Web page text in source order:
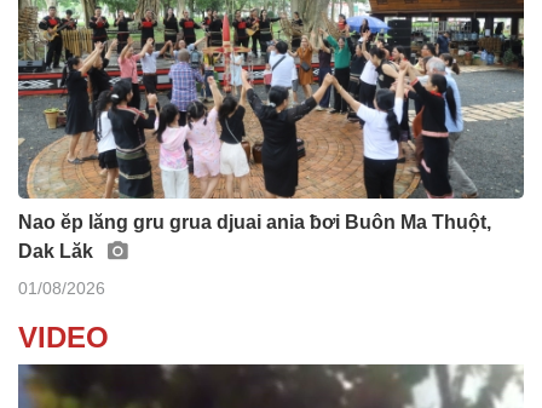
Nao ĕp lăng gru grua djuai ania ƀơi Buôn Ma Thuột,
Dak Lăk
01/08/2026
VIDEO